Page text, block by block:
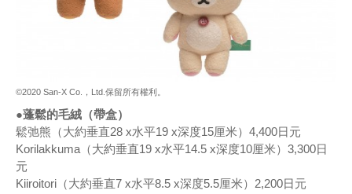
©2020 San-X Co.，Ltd.保留所有權利。
●蓬鬆的毛絨（帶盒）
鬆弛熊（大約垂直28 x水平19 x深度15厘米）4,400日元
Korilakkuma（大約垂直19 x水平14.5 x深度10厘米）3,300日
元
Kiiroitori（大約垂直7 x水平8.5 x深度5.5厘米）2,200日元